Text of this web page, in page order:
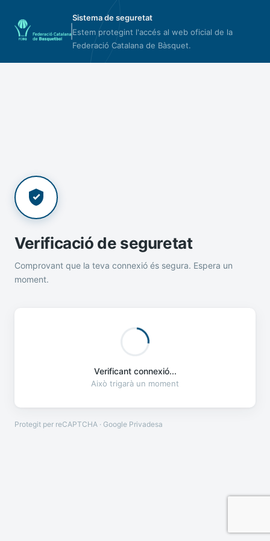
Sistema de seguretat
Estem protegint l'accés al web oficial de la
Federació Catalana de Bàsquet.
Verificació de seguretat
Comprovant que la teva connexió és segura. Espera un
moment.
Verificant connexió...
Això trigarà un moment
Protegit per reCAPTCHA · Google Privadesa